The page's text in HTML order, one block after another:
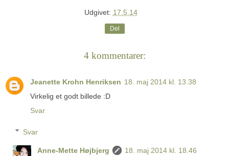
Udgivet: 17.5.14
Del
4 kommentarer:
Jeanette Krohn Henriksen 18. maj 2014 kl. 13.38
Virkelig et godt billede :D
Svar
Svar
Anne-Mette Højbjerg
18. maj 2014 kl. 18.46